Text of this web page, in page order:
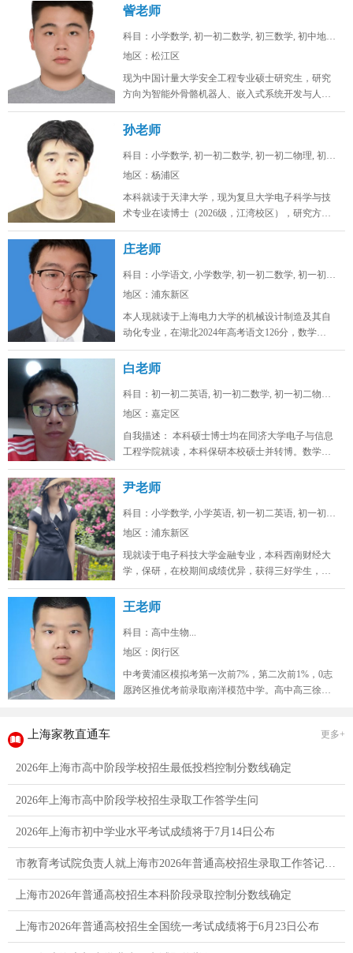
訾老师
科目：小学数学, 初一初二数学, 初三数学, 初中地理...
地区：松江区
现为中国计量大学安全工程专业硕士研究生，研究
方向为智能外骨骼机器人、嵌入式系统开发与人工
智能算法。目前在卧龙电驱中央研究...
孙老师
科目：小学数学, 初一初二数学, 初一初二物理, 初一...
地区：杨浦区
本科就读于天津大学，现为复旦大学电子科学与技
术专业在读博士（2026级，江湾校区），研究方向
为激光通信。时间充裕，工作日...
庄老师
科目：小学语文, 小学数学, 初一初二数学, 初一初二...
地区：浦东新区
本人现就读于上海电力大学的机械设计制造及其自
动化专业，在湖北2024年高考语文126分，数学
128，物理88，化学92，...
白老师
科目：初一初二英语, 初一初二数学, 初一初二物理, ...
地区：嘉定区
自我描述： 本科硕士博士均在同济大学电子与信息
工程学院就读，本科保研本校硕士并转博。数学高
考142，物理高考91，化学...
尹老师
科目：小学数学, 小学英语, 初一初二英语, 初一初二...
地区：浦东新区
现就读于电子科技大学金融专业，本科西南财经大
学，保研，在校期间成绩优异，获得三好学生，英
语四级证书，英语六级证书，英语六...
王老师
科目：高中生物...
地区：闵行区
中考黄浦区模拟考第一次前7%，第二次前1%，0志
愿跨区推优考前录取南洋模范中学。高中高三徐汇
上海家教直通车 更多+
2026年上海市高中阶段学校招生最低投档控制分数线确定
2026年上海市高中阶段学校招生录取工作答学生问
2026年上海市初中学业水平考试成绩将于7月14日公布
市教育考试院负责人就上海市2026年普通高校招生录取工作答记者问
上海市2026年普通高校招生本科阶段录取控制分数线确定
上海市2026年普通高校招生全国统一考试成绩将于6月23日公布